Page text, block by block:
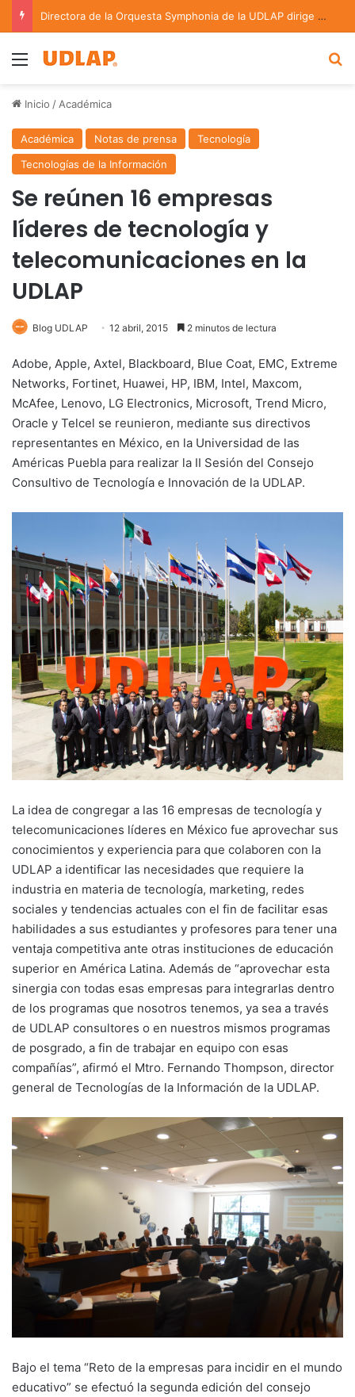
Directora de la Orquesta Symphonia de la UDLAP dirige agrupaciones de talla nacional e internacional
Menu
Inicio / Académica
Académica Notas de prensa
Tecnología
Tecnologías de la Información
Se reúnen 16 empresas
líderes de tecnología y
telecomunicaciones en la
UDLAP
Blog UDLAP 12 abril, 2015 2 minutos de lectura
Adobe, Apple, Axtel, Blackboard, Blue Coat, EMC, Extreme
Networks, Fortinet, Huawei, HP, IBM, Intel, Maxcom,
McAfee, Lenovo, LG Electronics, Microsoft, Trend Micro,
Oracle y Telcel se reunieron, mediante sus directivos
representantes en México, en la Universidad de las
Américas Puebla para realizar la II Sesión del Consejo
Consultivo de Tecnología e Innovación de la UDLAP.
La idea de congregar a las 16 empresas de tecnología y
telecomunicaciones líderes en México fue aprovechar sus
conocimientos y experiencia para que colaboren con la
UDLAP a identificar las necesidades que requiere la
industria en materia de tecnología, marketing, redes
sociales y tendencias actuales con el fin de facilitar esas
habilidades a sus estudiantes y profesores para tener una
ventaja competitiva ante otras instituciones de educación
superior en América Latina. Además de “aprovechar esta
sinergia con todas esas empresas para integrarlas dentro
de los programas que nosotros tenemos, ya sea a través
de UDLAP consultores o en nuestros mismos programas
de posgrado, a fin de trabajar en equipo con esas
compañías”, afirmó el Mtro. Fernando Thompson, director
general de Tecnologías de la Información de la UDLAP.
Bajo el tema “Reto de la empresas para incidir en el mundo
educativo” se efectuó la segunda edición del consejo